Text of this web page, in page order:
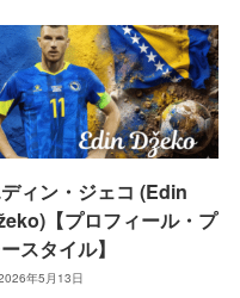
ィン・ジェコ (Edin
【プロフィール・プ
スタイル】
年5月13日